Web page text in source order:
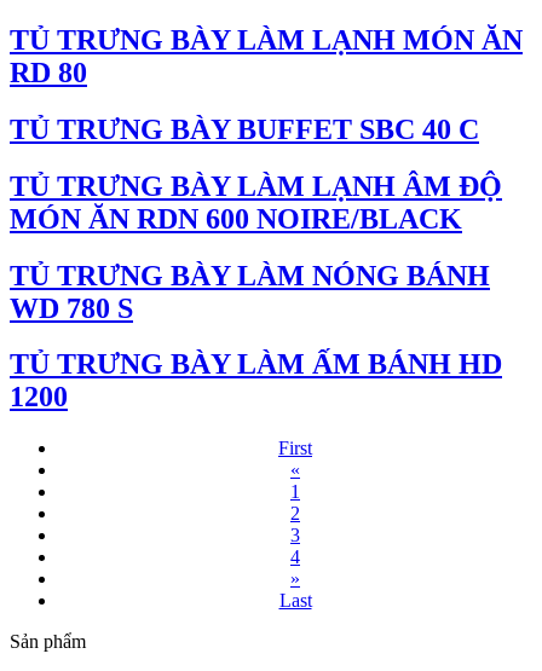
TỦ TRƯNG BÀY LÀM LẠNH MÓN ĂN
RD 80
TỦ TRƯNG BÀY BUFFET SBC 40 C
TỦ TRƯNG BÀY LÀM LẠNH ÂM ĐỘ
MÓN ĂN RDN 600 NOIRE/BLACK
TỦ TRƯNG BÀY LÀM NÓNG BÁNH
WD 780 S
TỦ TRƯNG BÀY LÀM ẤM BÁNH HD
1200
First
«
1
2
3
4
»
Last
Sản phẩm